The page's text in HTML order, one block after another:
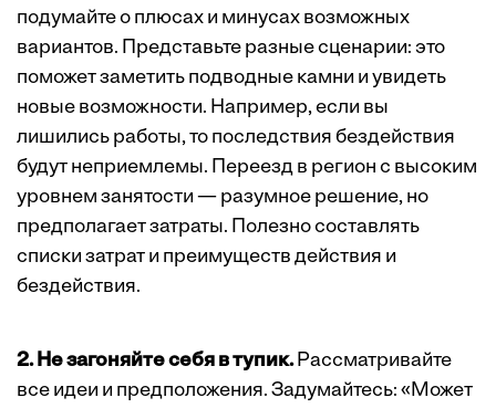
подумайте о плюсах и минусах возможных
вариантов. Представьте разные сценарии: это
поможет заметить подводные камни и увидеть
новые возможности. Например, если вы
лишились работы, то последствия бездействия
будут неприемлемы. Переезд в регион с высоким
уровнем занятости — разумное решение, но
предполагает затраты. Полезно составлять
списки затрат и преимуществ действия и
бездействия.
2. Не загоняйте себя в тупик.Рассматривайте
все идеи и предположения. Задумайтесь: «Может